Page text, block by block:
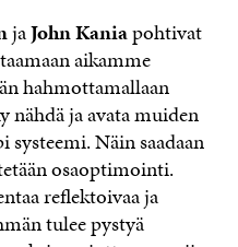
jaJohn Kaniapohtivat
aikamme
hahmottamallaan
nähdä ja avata muiden
Näin saadaan
osaoptimointi.
reflektoivaa ja
tulee pystyä